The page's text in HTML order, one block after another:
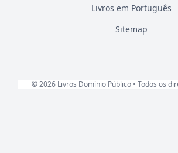
Livros em Português
Sitemap
© 2026 Livros Domínio Público • Todos os